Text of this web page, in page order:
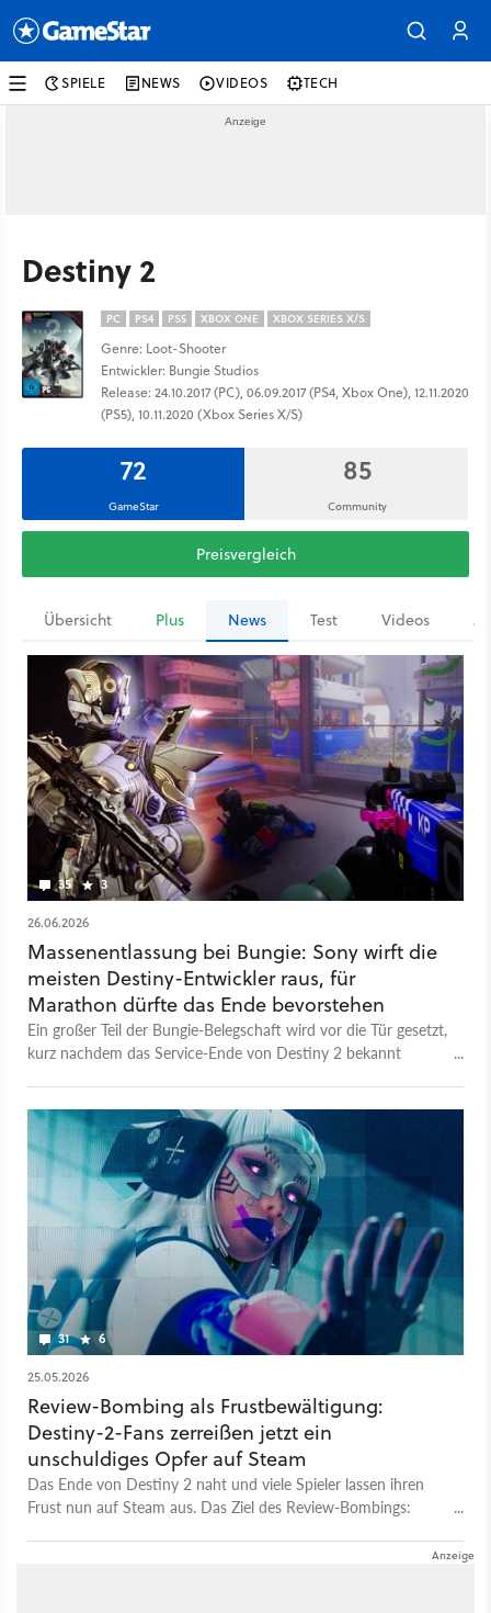
SPIELE NEWS VIDEOS TECH
Destiny 2
PC PS4 PS5 XBOX ONE XBOX SERIES X/S
Genre: Loot-Shooter
Entwickler: Bungie Studios
Release: 24.10.2017 (PC), 06.09.2017 (PS4, Xbox One), 12.11.2020
(PS5), 10.11.2020 (Xbox Series X/S)
72
GameStar
85
Community
Preisvergleich
Übersicht Plus News Test Videos
35 3
26.06.2026
Massenentlassung bei Bungie: Sony wirft die
meisten Destiny-Entwickler raus, für
Marathon dürfte das Ende bevorstehen
Ein großer Teil der Bungie-Belegschaft wird vor die Tür gesetzt,
kurz nachdem das Service-Ende von Destiny 2 bekannt
31 6
25.05.2026
Review-Bombing als Frustbewältigung:
Destiny-2-Fans zerreißen jetzt ein
unschuldiges Opfer auf Steam
Das Ende von Destiny 2 naht und viele Spieler lassen ihren
Frust nun auf Steam aus. Das Ziel des Review-Bombings: